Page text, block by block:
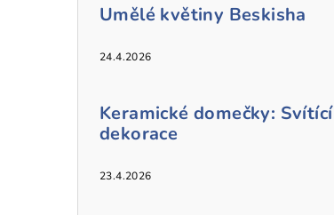
Umělé květiny Beskisha
24.4.2026
Keramické domečky: Svítící
dekorace
23.4.2026